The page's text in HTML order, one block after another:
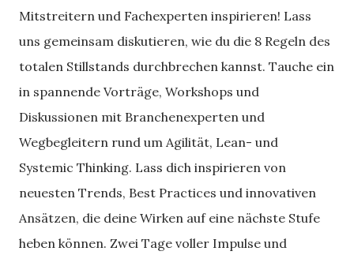
Mitstreitern und Fachexperten inspirieren! Lass
uns gemeinsam diskutieren, wie du die 8 Regeln des
totalen Stillstands durchbrechen kannst. Tauche ein
in spannende Vorträge, Workshops und
Diskussionen mit Branchenexperten und
Wegbegleitern rund um Agilität, Lean- und
Systemic Thinking. Lass dich inspirieren von
neuesten Trends, Best Practices und innovativen
Ansätzen, die deine Wirken auf eine nächste Stufe
heben können. Zwei Tage voller Impulse und